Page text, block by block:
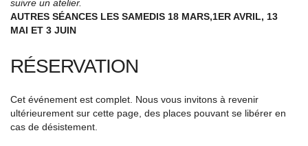
suivre un atelier.
AUTRES SÉANCES LES SAMEDIS 18 MARS,1ER AVRIL, 13
MAI ET 3 JUIN
RÉSERVATION
Cet événement est complet. Nous vous invitons à revenir
ultérieurement sur cette page, des places pouvant se libérer en
cas de désistement.